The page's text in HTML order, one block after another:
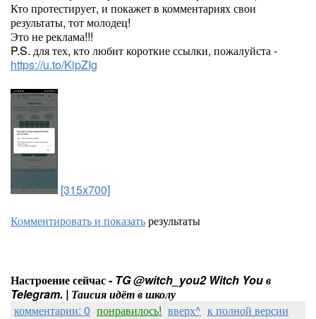
Кто протестирует, и покажет в комментариях свои
результаты, тот молодец!
Это не реклама!!!
P.S. для тех, кто любит короткие ссылки, пожалуйста -
https://u.to/KipZIg
[315x700]
Комментировать и показатьрезультаты
Настроение сейчас - TG @witch_you2 Witch You в
Telegram. | Таисия идёт в школу
комментарии: 0 понравилось! вверх^ к полной версии